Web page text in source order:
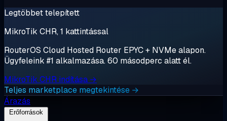
Legtöbbet telepített
MikroTik CHR, 1 kattintással
RouterOS Cloud Hosted Router EPYC + NVMe alapon.
Ügyfeleink #1 alkalmazása. 60 másodperc alatt él.
MikroTik CHR indítása →
Teljes marketplace megtekintése →
Árazás